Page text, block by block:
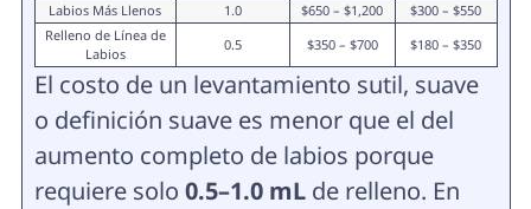
Labios Más Llenos
1.0 $650 – $1,200
$300 – $550
Relleno de Línea de
Labios
0.5 $350 – $700 $180 – $350
El costo de un levantamiento sutil, suave
o definición suave es menor que el del
aumento completo de labios porque
requiere solo 0.5–1.0 mLde relleno. En